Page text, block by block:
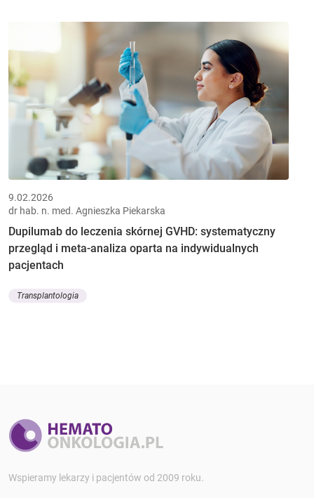
9.02.2026
dr hab. n. med. Agnieszka Piekarska
Dupilumab do leczenia skórnej GVHD: systematyczny
przegląd i meta-analiza oparta na indywidualnych
pacjentach
Transplantologia
Wspieramy lekarzy i pacjentów od 2009 roku.